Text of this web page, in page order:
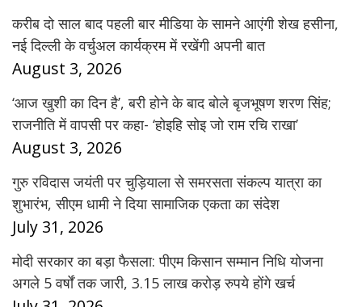
करीब दो साल बाद पहली बार मीडिया के सामने आएंगी शेख हसीना,
नई दिल्ली के वर्चुअल कार्यक्रम में रखेंगी अपनी बात
August 3, 2026
‘आज खुशी का दिन है’, बरी होने के बाद बोले बृजभूषण शरण सिंह;
राजनीति में वापसी पर कहा- ‘होइहि सोइ जो राम रचि राखा’
August 3, 2026
गुरु रविदास जयंती पर चुड़ियाला से समरसता संकल्प यात्रा का
शुभारंभ, सीएम धामी ने दिया सामाजिक एकता का संदेश
July 31, 2026
मोदी सरकार का बड़ा फैसला: पीएम किसान सम्मान निधि योजना
अगले 5 वर्षों तक जारी, 3.15 लाख करोड़ रुपये होंगे खर्च